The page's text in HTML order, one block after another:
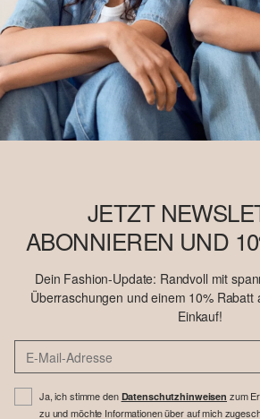
JETZT
ABONNIEREN UND
Dein Fashion-Update: Randvoll mit
Überraschungen und einem 10% Rabatt
Einkauf!
Ja, ich stimme den Datenschutzhinweisen zum
zu und möchte Informationen über auf mich